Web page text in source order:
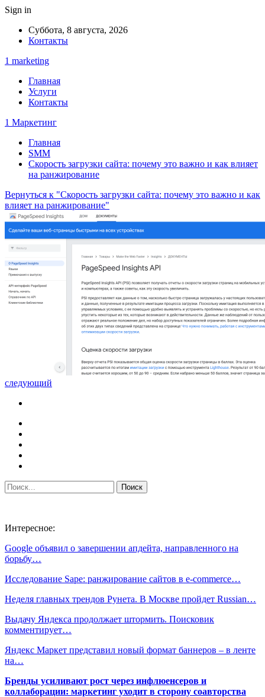
Sign in
Суббота, 8 августа, 2026
Контакты
1 marketing
Главная
Услуги
Контакты
1 Маркетинг
Главная
SMM
Скорость загрузки сайта: почему это важно и как влияет
на ранжирование
Вернуться к "Скорость загрузки сайта: почему это важно и как
влияет на ранжирование"
следующий
Интересное:
Google объявил о завершении апдейта, направленного на
борьбу…
Исследование Sape: ранжирование сайтов в e-commerce…
Неделя главных трендов Рунета. В Москве пройдет Russian…
Выдачу Яндекса продолжает штормить. Поисковик
комментирует…
Яндекс Маркет представил новый формат баннеров – в ленте
на…
Бренды усиливают рост через инфлюенсеров и
коллаборации: маркетинг уходит в сторону соавторства